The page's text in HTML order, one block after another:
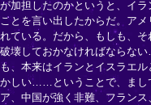
が加担したのかというと、イ
ことを言い出したからだ。ア
れている。だから、もしも、
破壊しておかなければならな
も、本来はイランとイスラエ
かしい……ということで、まし
ア、中国が強く非難、フラン